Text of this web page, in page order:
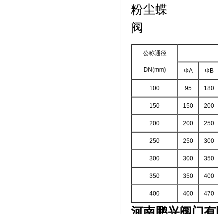
公称通径
DN(mm) ΦA ΦB
100 95 180
150 150 200
200 200 250
250 250 300
300 300 350
350 350 400
400 400 470